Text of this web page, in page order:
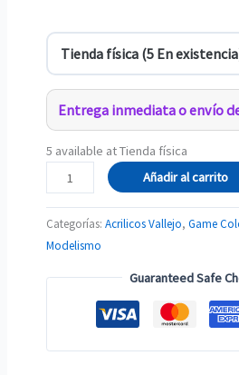
Entrega inmediata o envío
5 available at Tienda física
72.159
VIOLETA
FLUORESCENTE
cantidad
Añadir al carrito
Categorías:Acrilicos Vallejo,Game
Modelismo
Guaranteed Safe